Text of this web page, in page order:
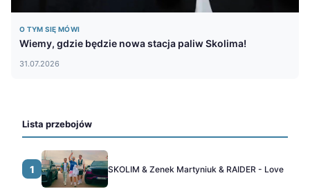
O TYM SIĘ MÓWI
Wiemy, gdzie będzie nowa stacja paliw Skolima!
31.07.2026
Lista przebojów
1 SKOLIM & Zenek Martyniuk & RAIDER - Love